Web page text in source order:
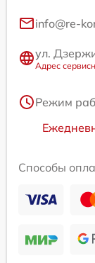
info@re-
ул.
Адрес
Режим
Способы